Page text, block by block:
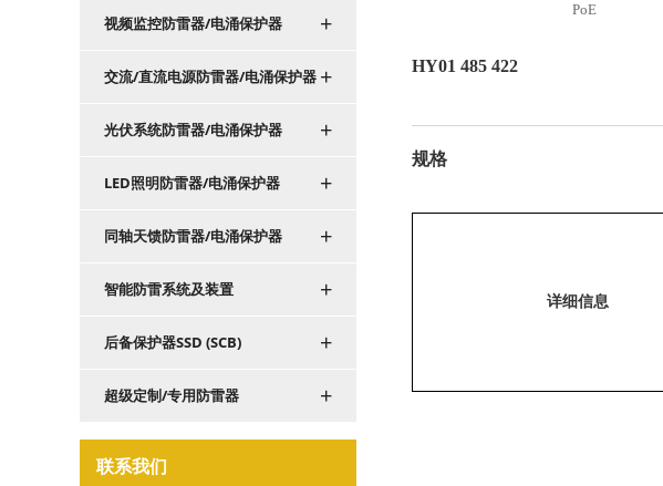
视频监控防雷器/电涌保护器 +
交流/直流电源防雷器/电涌保护器 +
光伏系统防雷器/电涌保护器 +
LED照明防雷器/电涌保护器 +
同轴天馈防雷器/电涌保护器 +
智能防雷系统及装置 +
后备保护器SSD (SCB) +
超级定制/专用防雷器 +
联系我们
PoE
HY01 485 422
规格
详细信息